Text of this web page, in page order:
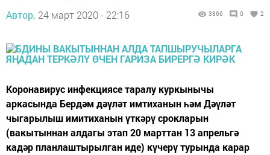
Автор, 24 март 2020 - 22:16 3366 0 2
Коронавирус инфекциясе таралу куркынычы
аркасында Бердәм дәүләт имтиханын һәм Дәүләт
чыгарылыш имитиханын үткәрү срокларын
(вакытыннан алдагы этап 20 марттан 13 апрельгә
кадәр планлаштырылган иде) күчерү турында карар